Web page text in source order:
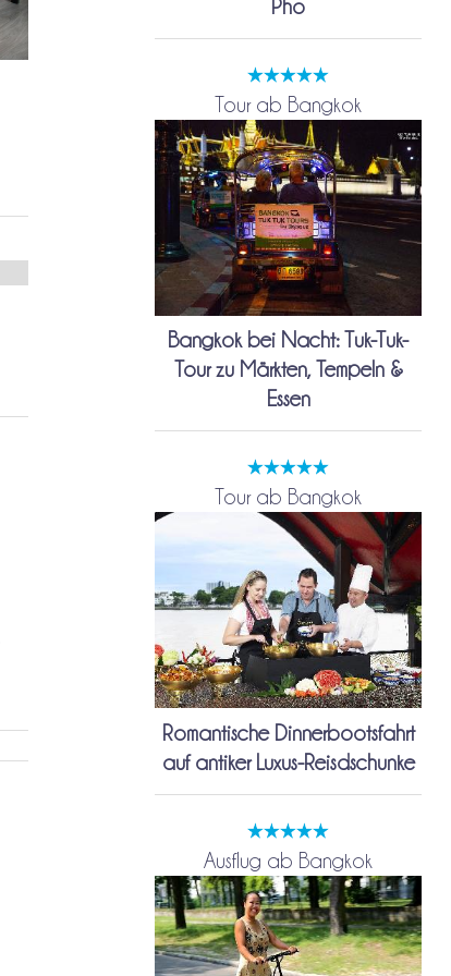
Pho
Tour ab Bangkok
Bangkok bei Nacht: Tuk-Tuk-
Tour zu Märkten, Tempeln &
Essen
Tour ab Bangkok
Romantische Dinnerbootsfahrt
auf antiker Luxus-Reisdschunke
Ausflug ab Bangkok